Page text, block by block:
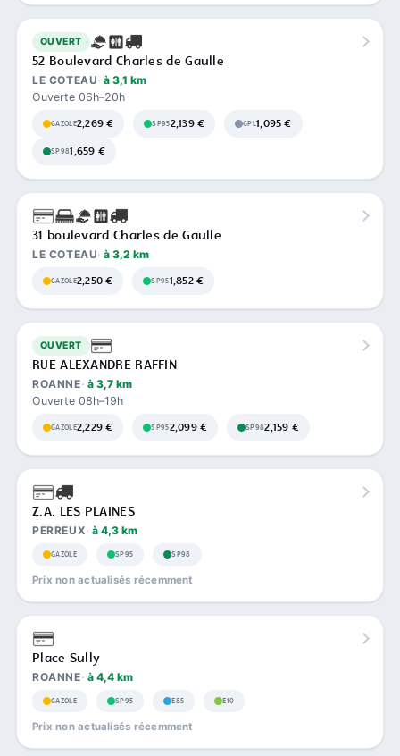
OUVERT
52 Boulevard Charles de Gaulle
LE COTEAU à 3,1 km
Ouverte 06h–20h
GAZOLE2,269 € SP952,139 € GPL1,095 €
SP981,659 €
31 boulevard Charles de Gaulle
LE COTEAU à 3,2 km
GAZOLE2,250 € SP951,852 €
OUVERT
RUE ALEXANDRE RAFFIN
ROANNE à 3,7 km
Ouverte 08h–19h
GAZOLE2,229 € SP952,099 € SP982,159 €
Z.A. LES PLAINES
PERREUX à 4,3 km
GAZOLE SP95 SP98
Prix non actualisés récemment
Place Sully
ROANNE à 4,4 km
GAZOLE SP95 E85 E10
Prix non actualisés récemment